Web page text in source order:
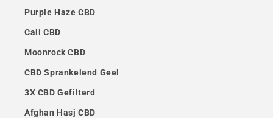
Purple Haze CBD
Cali CBD
Moonrock CBD
CBD Sprankelend Geel
3X CBD Gefilterd
Afghan Hasj CBD